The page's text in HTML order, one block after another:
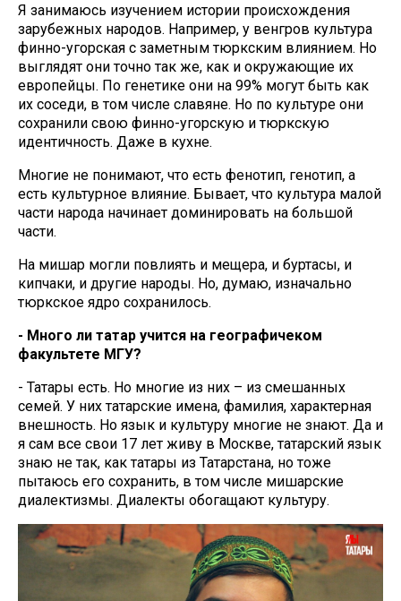
Я занимаюсь изучением истории происхождения
зарубежных народов. Например, у венгров культура
финно-угорская с заметным тюркским влиянием. Но
выглядят они точно так же, как и окружающие их
европейцы. По генетике они на 99% могут быть как
их соседи, в том числе славяне. Но по культуре они
сохранили свою финно-угорскую и тюркскую
идентичность. Даже в кухне.
Многие не понимают, что есть фенотип, генотип, а
есть культурное влияние. Бывает, что культура малой
части народа начинает доминировать на большой
части.
На мишар могли повлиять и мещера, и буртасы, и
кипчаки, и другие народы. Но, думаю, изначально
тюркское ядро сохранилось.
- Много ли татар учится на географичеком
факультете МГУ?
- Татары есть. Но многие из них – из смешанных
семей. У них татарские имена, фамилия, характерная
внешность. Но язык и культуру многие не знают. Да и
я сам все свои 17 лет живу в Москве, татарский язык
знаю не так, как татары из Татарстана, но тоже
пытаюсь его сохранить, в том числе мишарские
диалектизмы. Диалекты обогащают культуру.